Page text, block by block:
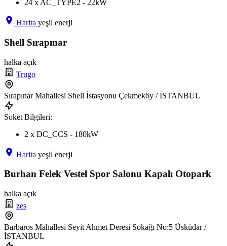
24 x AC_TYPE2 - 22kW
Harita yeşil enerji
Shell Sırapınar
halka açık
Trugo
Sırapınar Mahallesi Shell İstasyonu Çekmeköy / İSTANBUL
Soket Bilgileri:
2 x DC_CCS - 180kW
Harita yeşil enerji
Burhan Felek Vestel Spor Salonu Kapalı Otopark
halka açık
zes
Barbaros Mahallesi Seyit Ahmet Deresi Sokağı No:5 Üsküdar /
İSTANBUL